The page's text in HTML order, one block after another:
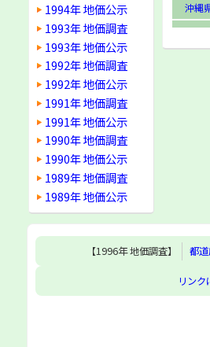
沖縄
1994年 地価公示
1993年 地価調査
1993年 地価公示
1992年 地価調査
1992年 地価公示
1991年 地価調査
1991年 地価公示
1990年 地価調査
1990年 地価公示
1989年 地価調査
1989年 地価公示
【1996年 地価調査】 都
リン